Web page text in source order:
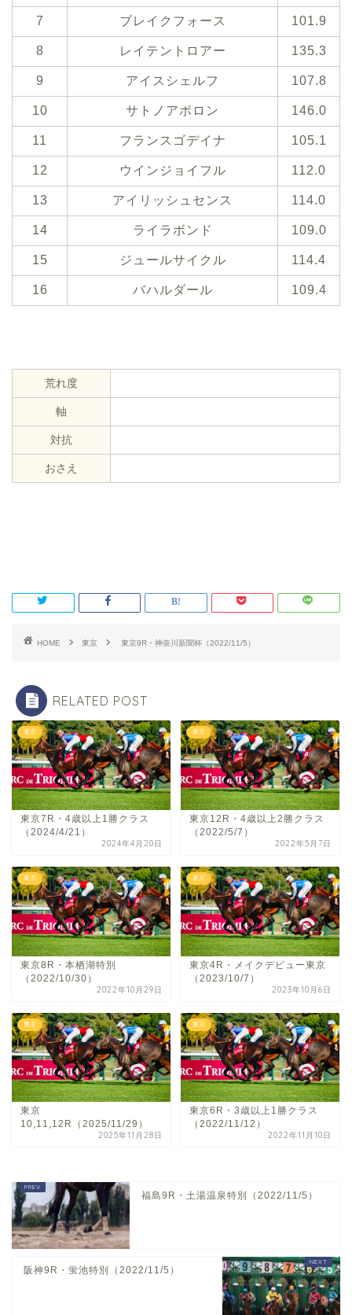
7 ブレイクフォース 101.9
8 レイテントロアー 135.3
9 アイスシェルフ 107.8
10 サトノアポロン 146.0
11 フランスゴデイナ 105.1
12 ウインジョイフル 112.0
13 アイリッシュセンス 114.0
14 ライラボンド 109.0
15 ジュールサイクル 114.4
16 バハルダール 109.4
荒れ度
軸
対抗
おさえ
HOME 東京 東京9R・神奈川新聞杯（2022/11/5）
RELATED POST
東京
東京7R・4歳以上1勝クラス
（2024/4/21）
2024年4月20日
東京
東京12R・4歳以上2勝クラス
（2022/5/7）
2022年5月7日
東京
東京8R・本栖湖特別
（2022/10/30）
2022年10月29日
東京
東京4R・メイクデビュー東京
（2023/10/7）
2023年10月6日
東京
東京
10,11,12R（2025/11/29）
2025年11月28日
東京
東京6R・3歳以上1勝クラス
（2022/11/12）
2022年11月10日
福島9R・土湯温泉特別（2022/11/5）
阪神9R・蛍池特別（2022/11/5）